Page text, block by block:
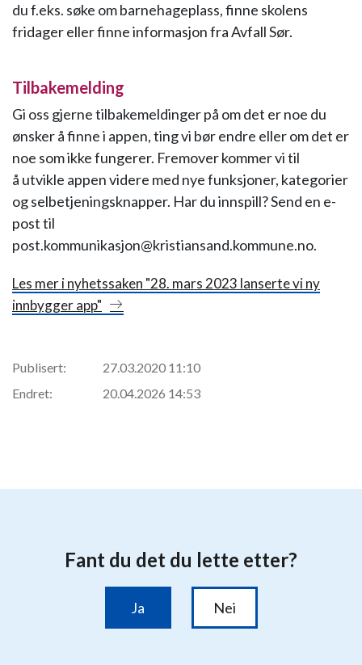
du f.eks. søke om barnehageplass, finne skolens
fridager eller finne informasjon fra Avfall Sør.
Tilbakemelding
Gi oss gjerne tilbakemeldinger på om det er noe du
ønsker å finne i appen, ting vi bør endre eller om det er
noe som ikke fungerer. Fremover kommer vi til
å utvikle appen videre med nye funksjoner, kategorier
og selbetjeningsknapper. Har du innspill? Send en e-
post til
post.kommunikasjon@kristiansand.kommune.no.
Les mer i nyhetssaken "28. mars 2023 lanserte vi ny
innbygger app"
Publisert:
27.03.2020 11:10
Endret:
20.04.2026 14:53